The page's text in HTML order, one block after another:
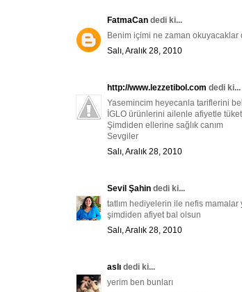
FatmaCan dedi ki...
Benim içimi ne zaman okuyacaklar
Salı, Aralık 28, 2010
http://www.lezzetibol.com dedi ki...
Yasemincim heyecanla tariflerini
İGLO ürünlerini ailenle afiyetle
Şimdiden ellerine sağlık canım
Sevgiler
Salı, Aralık 28, 2010
Sevil Şahin dedi ki...
tatlım hediyelerin ile nefis
şimdiden afiyet bal olsun
Salı, Aralık 28, 2010
aslı dedi ki...
yerim ben bunları